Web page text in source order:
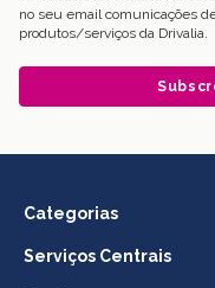
no seu email comunicações
produtos/serviços da Drivalia.
Categorias
Serviços Centrais